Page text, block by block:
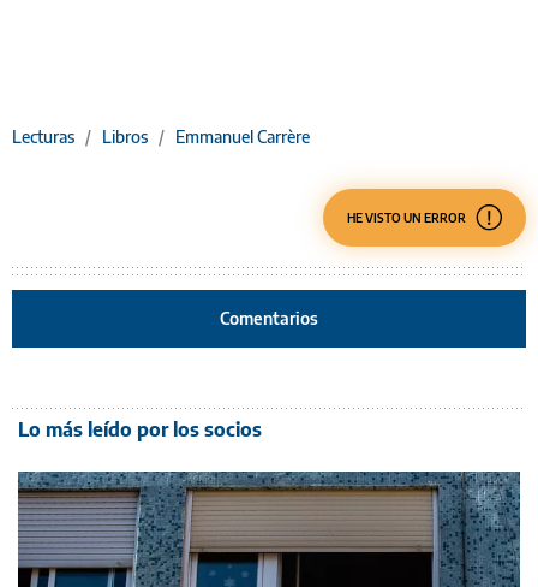
Lecturas / Libros / Emmanuel Carrère
HE VISTO UN ERROR
Comentarios
Lo más leído por los socios